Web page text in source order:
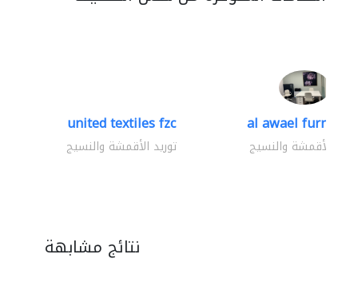
united textiles fzc
توريد الأقمشة والنسيج
al awael
الأقمشة والنسيج
نتائج مشابهة